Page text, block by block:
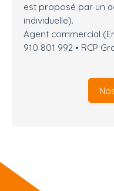
est proposé par un
individuelle).
Agent commercial
910 801 992 • RCP